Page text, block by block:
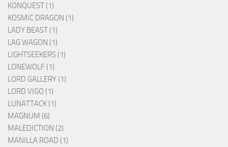
KONQUEST (1)
KOSMIC DRAGON (1)
LADY BEAST (1)
LAG WAGON (1)
LIGHTSEEKERS (1)
LONEWOLF (1)
LORD GALLERY (1)
LORD VIGO (1)
LUNATTACK (1)
MAGNUM (6)
MALEDICTION (2)
MANILLA ROAD (1)